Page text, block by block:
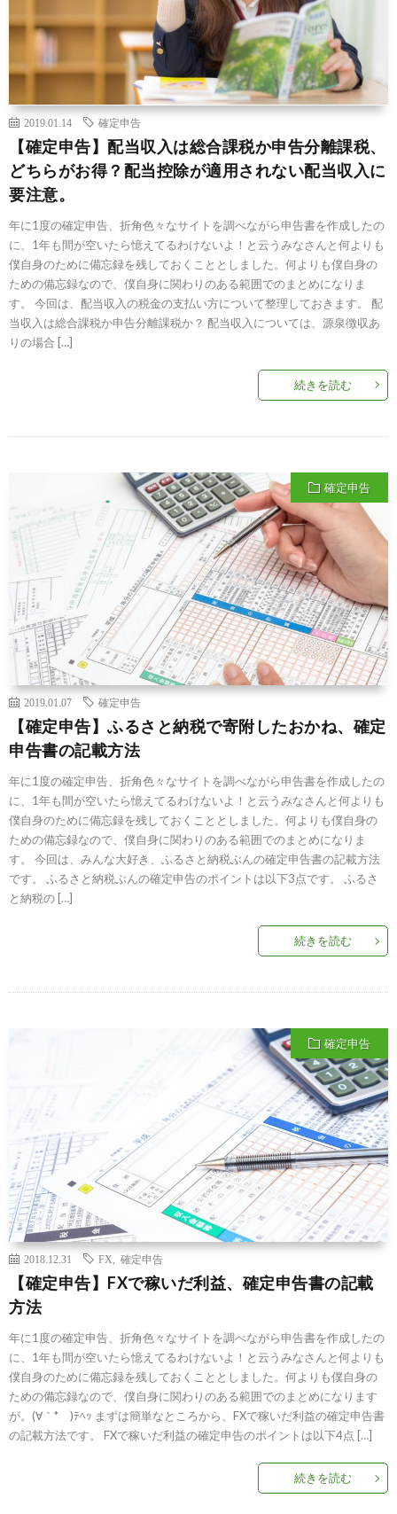
2019.01.14 確定申告
【確定申告】配当収入は総合課税か申告分離課税、
どちらがお得？配当控除が適用されない配当収入に
要注意。
年に1度の確定申告、折角色々なサイトを調べながら申告書を作成したの
に、1年も間が空いたら憶えてるわけないよ！と云うみなさんと何よりも
僕自身のために備忘録を残しておくこととしました。何よりも僕自身の
ための備忘録なので、僕自身に関わりのある範囲でのまとめになりま
す。 今回は、配当収入の税金の支払い方について整理しておきます。 配
当収入は総合課税か申告分離課税か？ 配当収入については、源泉徴収あ
りの場合 […]
続きを読む
確定申告
2019.01.07 確定申告
【確定申告】ふるさと納税で寄附したおかね、確定
申告書の記載方法
年に1度の確定申告、折角色々なサイトを調べながら申告書を作成したの
に、1年も間が空いたら憶えてるわけないよ！と云うみなさんと何よりも
僕自身のために備忘録を残しておくこととしました。何よりも僕自身の
ための備忘録なので、僕自身に関わりのある範囲でのまとめになりま
す。 今回は、みんな大好き、ふるさと納税ぶんの確定申告書の記載方法
です。 ふるさと納税ぶんの確定申告のポイントは以下3点です。 ふるさ
と納税の […]
続きを読む
確定申告
2018.12.31 FX 確定申告
【確定申告】FXで稼いだ利益、確定申告書の記載
方法
年に1度の確定申告、折角色々なサイトを調べながら申告書を作成したの
に、1年も間が空いたら憶えてるわけないよ！と云うみなさんと何よりも
僕自身のために備忘録を残しておくこととしました。何よりも僕自身の
ための備忘録なので、僕自身に関わりのある範囲でのまとめになります
が。(∀｀*ゞ)ﾃﾍｯ まずは簡単なところから、FXで稼いだ利益の確定申告書
の記載方法です。 FXで稼いだ利益の確定申告のポイントは以下4点 […]
続きを読む